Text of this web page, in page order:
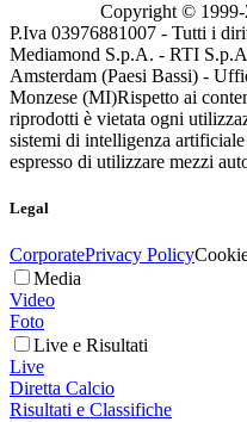
Copyright © 1999-
P.Iva 03976881007 - Tutti i
Mediamond S.p.A. - RTI
Amsterdam (Paesi Bassi) -
Monzese (MI)Rispetto ai
riprodotti è vietata ogni
sistemi di intelligenza
espresso di utilizzare mezzi
Legal
CorporatePrivacy Policy
Media
Video
Foto
Live e Risultati
Live
Diretta Calcio
Risultati e Classifiche